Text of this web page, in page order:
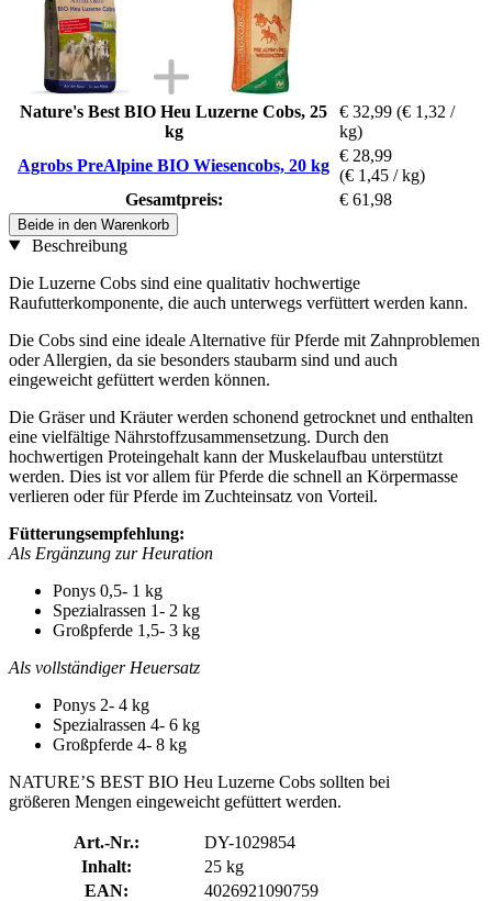
Nature's Best BIO Heu Luzerne Cobs, 25
kg
€ 32,99 (€ 1,32 /
kg)
Agrobs PreAlpine BIO Wiesencobs, 20 kg
€ 28,99
(€ 1,45 / kg)
Gesamtpreis:
€ 61,98
Beide in den Warenkorb
Beschreibung
Die Luzerne Cobs sind eine qualitativ hochwertige
Raufutterkomponente, die auch unterwegs verfüttert werden kann.
Die Cobs sind eine ideale Alternative für Pferde mit Zahnproblemen
oder Allergien, da sie besonders staubarm sind und auch
eingeweicht gefüttert werden können.
Die Gräser und Kräuter werden schonend getrocknet und enthalten
eine vielfältige Nährstoffzusammensetzung. Durch den
hochwertigen Proteingehalt kann der Muskelaufbau unterstützt
werden. Dies ist vor allem für Pferde die schnell an Körpermasse
verlieren oder für Pferde im Zuchteinsatz von Vorteil.
Fütterungsempfehlung:
Als Ergänzung zur Heuration
Ponys 0,5- 1 kg
Spezialrassen 1- 2 kg
Großpferde 1,5- 3 kg
Als vollständiger Heuersatz
Ponys 2- 4 kg
Spezialrassen 4- 6 kg
Großpferde 4- 8 kg
NATURE’S BEST BIO Heu Luzerne Cobs sollten bei
größeren Mengen eingeweicht gefüttert werden.
Art.-Nr.:
DY-1029854
Inhalt:
25 kg
EAN:
4026921090759